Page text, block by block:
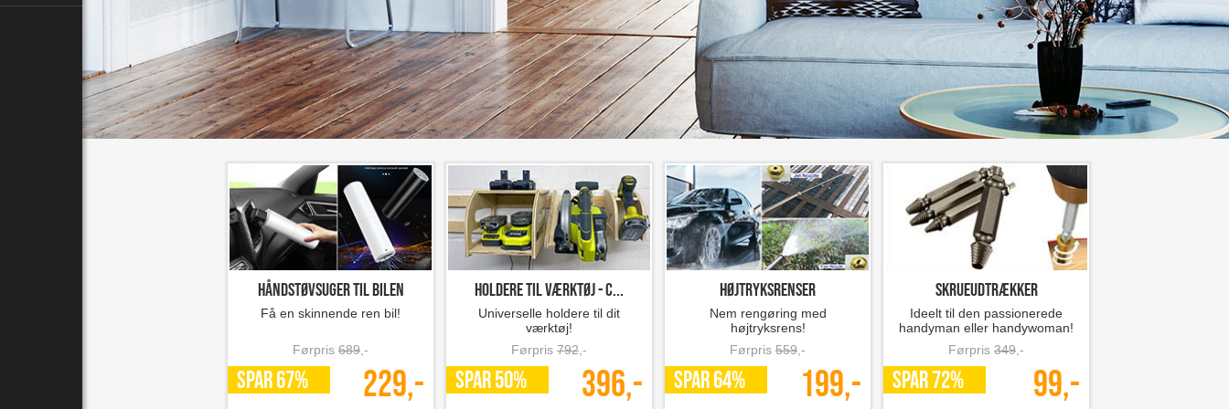
Håndstøvsuger til bilen
Få en skinnende ren bil!
Førpris 689 ,-
SPAR 67% 229,-
Holdere til værktøj - C...
Universelle holdere til dit
værktøj!
Førpris 792 ,-
SPAR 50% 396,-
Højtryksrenser
Nem rengøring med
højtryksrens!
Førpris 559 ,-
SPAR 64% 199,-
Skrueudtrækker
Ideelt til den passionerede
handyman eller handywoman!
Førpris 349 ,-
SPAR 72% 99,-